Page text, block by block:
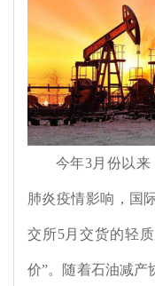
今年3月份以来
肺炎疫情影响，国
交所5月交货的轻
价”。随着石油减产